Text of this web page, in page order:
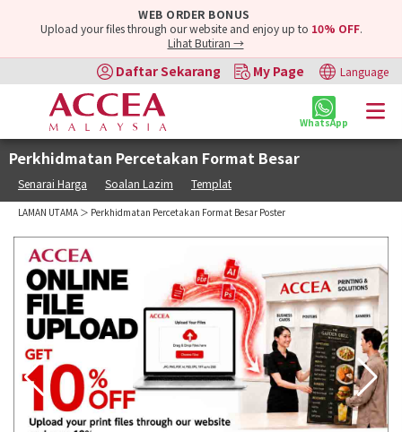
WEB ORDER BONUS
Upload your files through our website and enjoy up to 10% OFF.
Lihat Butiran →
Daftar Sekarang My Page Language
WhatsApp
Perkhidmatan Percetakan Format Besar
Senarai Harga Soalan Lazim Templat
LAMAN UTAMA ＞ Perkhidmatan Percetakan Format Besar Poster